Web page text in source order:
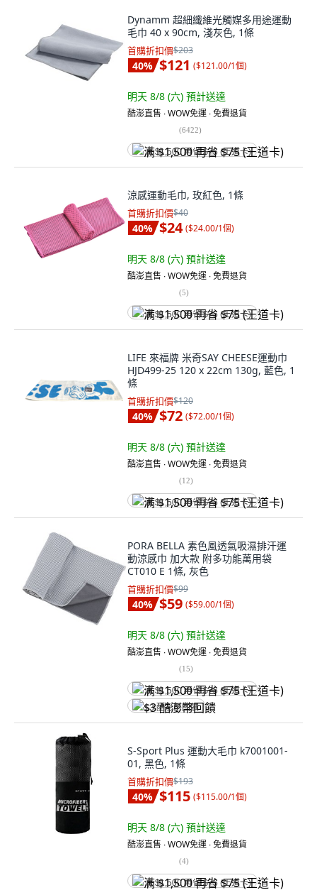
Dynamm 超細纖維光觸媒多用途運動
毛巾 40 x 90cm, 淺灰色, 1條
首購折扣價$203
40% $121 ($121.00/1個)
明天 8/8 (六) 預計送達
酷澎直售 ∙ WOW免運 ∙ 免費退貨
(6422)
满 $1,500 再省 $75 (王道卡)
涼感運動毛巾, 玫紅色, 1條
首購折扣價$40
40% $24 ($24.00/1個)
明天 8/8 (六) 預計送達
酷澎直售 ∙ WOW免運 ∙ 免費退貨
(5)
满 $1,500 再省 $75 (王道卡)
LIFE 來福牌 米奇SAY CHEESE運動巾
HJD499-25 120 x 22cm 130g, 藍色, 1
條
首購折扣價$120
40% $72 ($72.00/1個)
明天 8/8 (六) 預計送達
酷澎直售 ∙ WOW免運 ∙ 免費退貨
(12)
满 $1,500 再省 $75 (王道卡)
PORA BELLA 素色風透氣吸濕排汗運
動涼感巾 加大款 附多功能萬用袋
CT010 E 1條, 灰色
首購折扣價$99
40% $59 ($59.00/1個)
明天 8/8 (六) 預計送達
酷澎直售 ∙ WOW免運 ∙ 免費退貨
(15)
满 $1,500 再省 $75 (王道卡)
$3 酷澎幣回饋
S-Sport Plus 運動大毛巾 k7001001-
01, 黑色, 1條
首購折扣價$193
40% $115 ($115.00/1個)
明天 8/8 (六) 預計送達
酷澎直售 ∙ WOW免運 ∙ 免費退貨
(4)
满 $1,500 再省 $75 (王道卡)